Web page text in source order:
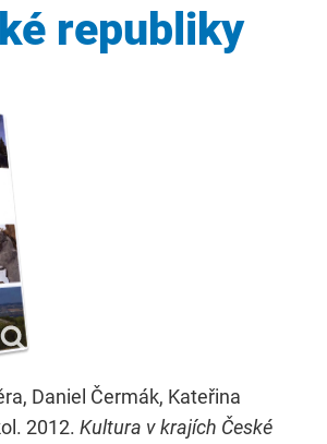
republiky
Daniel Čermák, Kateřina
2012. Kultura v krajích České